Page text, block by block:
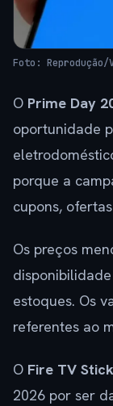
Foto:
O Prime Day
oportunidade
porque a
cupons,
Os preços
estoques. Os
referentes ao
O Fire TV Stick
2026 por ser